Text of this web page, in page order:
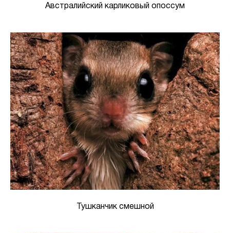
Австралийский карликовый опоссум
Тушканчик смешной